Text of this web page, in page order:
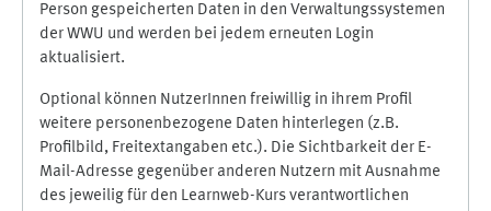
Person gespeicherten Daten in den Verwaltungssystemen
der WWU und werden bei jedem erneuten Login
aktualisiert.
Optional können NutzerInnen freiwillig in ihrem Profil
weitere personenbezogene Daten hinterlegen (z.B.
Profilbild, Freitextangaben etc.). Die Sichtbarkeit der E-
Mail-Adresse gegenüber anderen Nutzern mit Ausnahme
des jeweilig für den Learnweb-Kurs verantwortlichen